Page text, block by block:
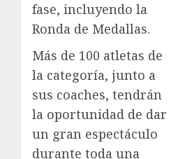
fase, incluyendo la
Ronda de Medallas.
Más de 100 atletas de
la categoría, junto a
sus coaches, tendrán
la oportunidad de dar
un gran espectáculo
durante toda una